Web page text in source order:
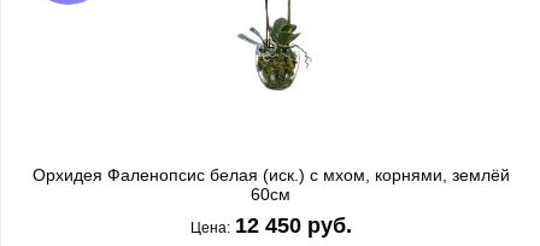
Орхидея Фаленопсис белая (иск.) с мхом, корнями, землёй
60см
Цена: 12 450 руб.